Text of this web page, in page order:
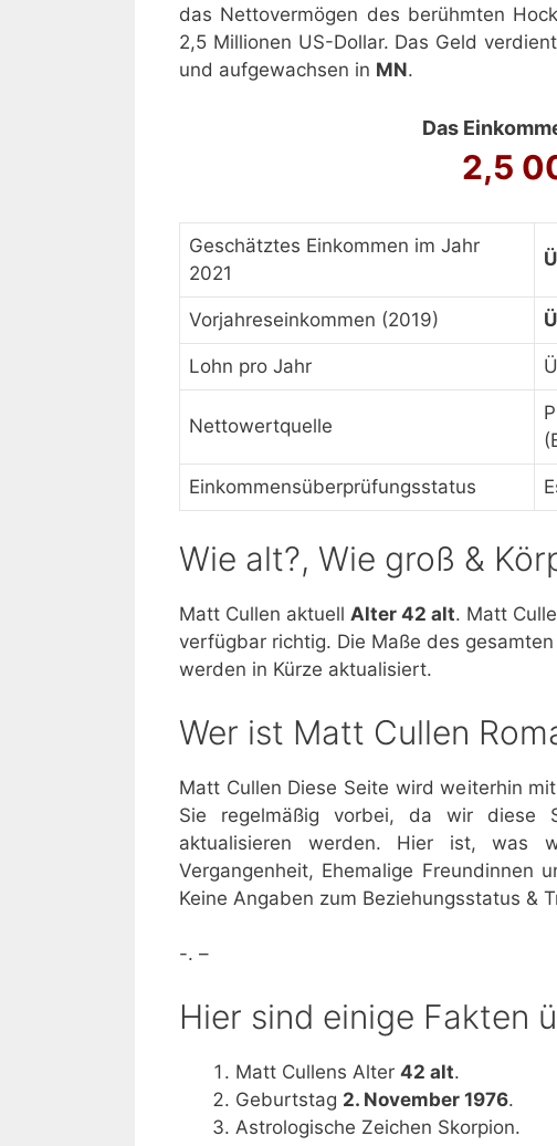
das Nettovermögen des berühmten
2,5 Millionen US-Dollar. Das Geld
und aufgewachsen in MN.
Das
2,5
Geschätztes Einkommen im Jahr
2021
Vorjahreseinkommen (2019)
Lohn pro Jahr
Nettowertquelle
Einkommensüberprüfungsstatus
Wie alt?, Wie groß &
Matt Cullen aktuell Alter 42 alt. Matt
verfügbar richtig. Die Maße des
werden in Kürze aktualisiert.
Wer ist Matt Cullen
Matt Cullen Diese Seite wird weiterhin
Sie regelmäßig vorbei, da wir diese
aktualisieren werden. Hier ist, was
Vergangenheit, Ehemalige Freundinnen
Keine Angaben zum Beziehungsstatus &
-. –
Hier sind einige Fakten
Matt Cullens Alter 42 alt.
Geburtstag 2. November 1976.
Astrologische Zeichen Skorpion.